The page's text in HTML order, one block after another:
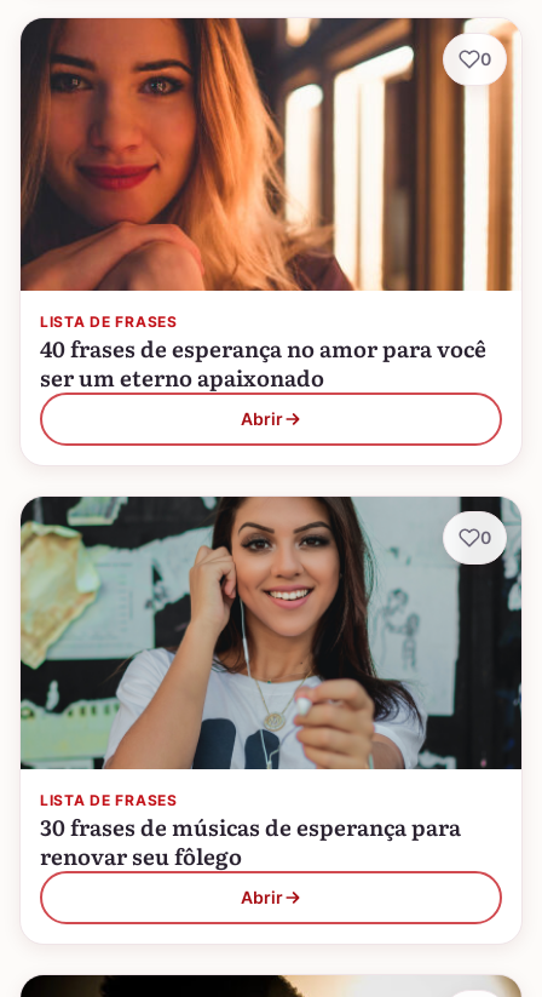
LISTA DE FRASES
40 frases de esperança no amor para você
ser um eterno apaixonado
Abrir
0
LISTA DE FRASES
30 frases de músicas de esperança para
renovar seu fôlego
Abrir
0